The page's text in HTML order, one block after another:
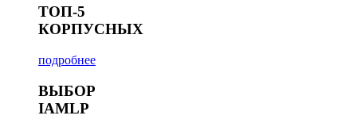
ТОП-5
КОРПУСНЫХ
подробнее
ВЫБОР
IAMLP